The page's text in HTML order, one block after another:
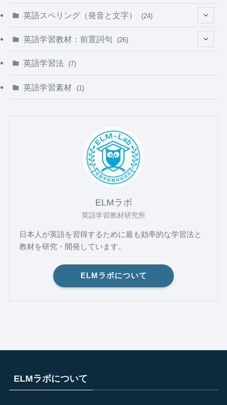
英語スペリング（発音と文字） (24)
(5)
英語学習教材：前置詞句 (26)
(5)
(2)
(5)
英語学習法 (7)
英語学習素材 (1)
ELMラボ
英語学習教材研究所
日本人が英語を習得するために最も効率的な学習法と
教材を研究・開発しています。
ELMラボについて
ELMラボについて